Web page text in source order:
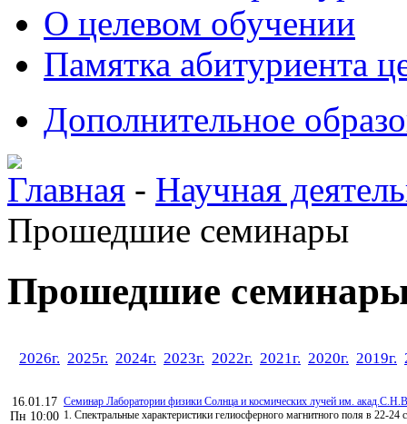
О целевом обучении
Памятка абитуриента
Дополнительное
Главная - Научная
Прошедшие семинары
Прошедшие
2026г. 2025г. 2024г. 2023г. 2022г. 2021г. 2020г. 2019г.
16.01.17
Пн 10:00
Семинар Лаборатории физики Солнца и космических лучей им.
1. Спектральные характеристики гелиосферного магнитного поля в 22-